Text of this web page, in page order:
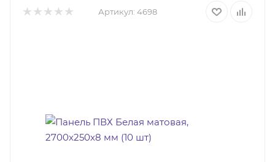
Артикул: 4698